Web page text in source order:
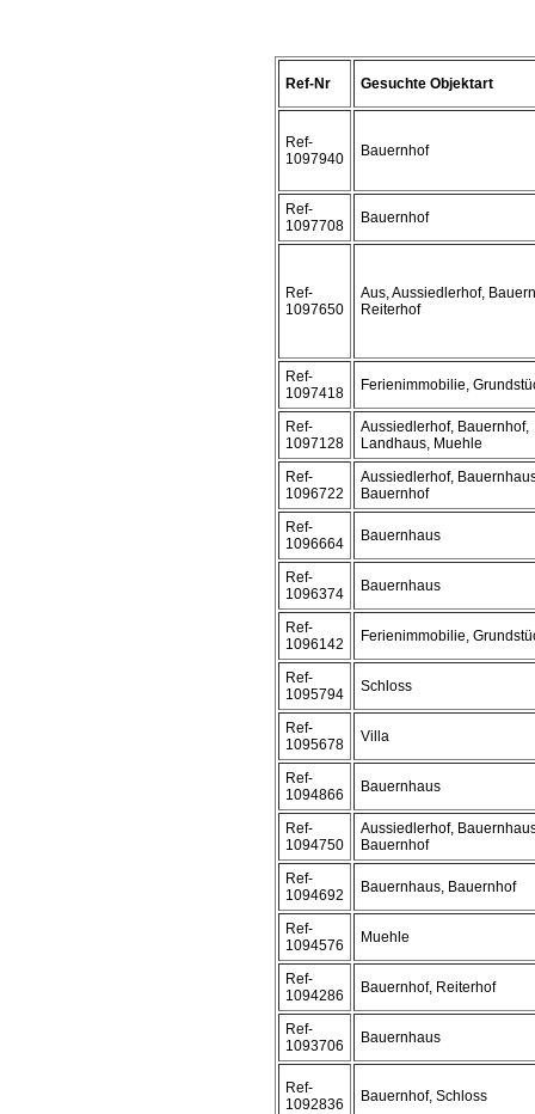
Ref-Nr Gesuchte Objektart
Ref-
1097940
Bauernhof
Ref-
1097708
Bauernhof
Ref-
1097650
Aus, Aussiedlerhof,
Reiterhof
Ref-
1097418
Ferienimmobilie,
Ref-
1097128
Aussiedlerhof, Bauernhof,
Landhaus, Muehle
Ref-
1096722
Aussiedlerhof,
Bauernhof
Ref-
1096664
Bauernhaus
Ref-
1096374
Bauernhaus
Ref-
1096142
Ferienimmobilie,
Ref-
1095794
Schloss
Ref-
1095678
Villa
Ref-
1094866
Bauernhaus
Ref-
1094750
Aussiedlerhof,
Bauernhof
Ref-
1094692
Bauernhaus, Bauernhof
Ref-
1094576
Muehle
Ref-
1094286
Bauernhof, Reiterhof
Ref-
1093706
Bauernhaus
Ref-
1092836
Bauernhof, Schloss